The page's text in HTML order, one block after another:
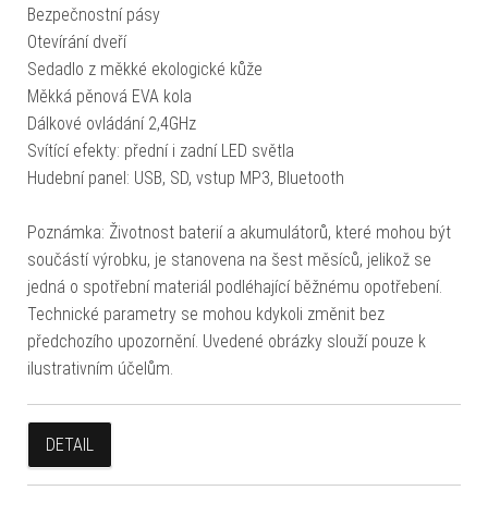
Bezpečnostní pásy
Otevírání dveří
Sedadlo z měkké ekologické kůže
Měkká pěnová EVA kola
Dálkové ovládání 2,4GHz
Svítící efekty: přední i zadní LED světla
Hudební panel: USB, SD, vstup MP3, Bluetooth
Poznámka: Životnost baterií a akumulátorů, které mohou být
součástí výrobku, je stanovena na šest měsíců, jelikož se
jedná o spotřební materiál podléhající běžnému opotřebení.
Technické parametry se mohou kdykoli změnit bez
předchozího upozornění. Uvedené obrázky slouží pouze k
ilustrativním účelům.
DETAIL